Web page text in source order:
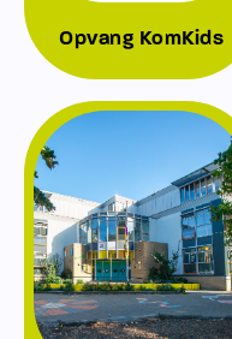
Opvang KomKids